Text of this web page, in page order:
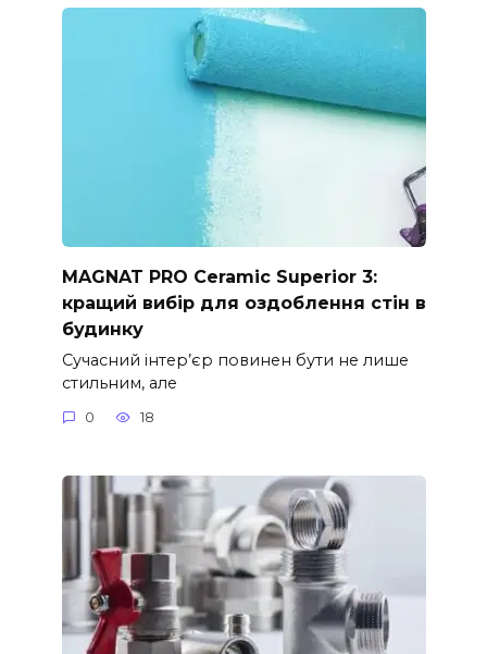
MAGNAT PRO Ceramic Superior 3:
кращий вибір для оздоблення стін в
будинку
Сучасний інтер’єр повинен бути не лише
стильним, але
0 18